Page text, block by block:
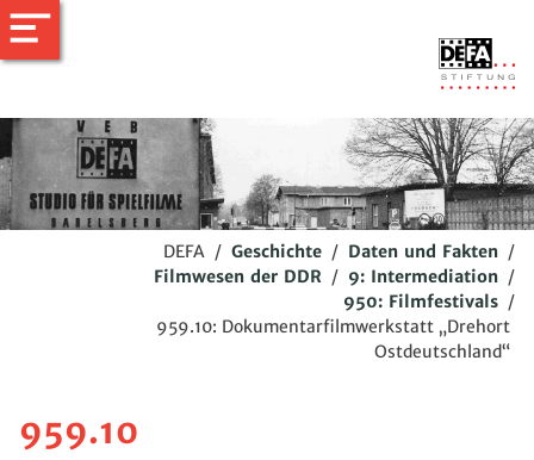
DEFA / Geschichte / Daten und Fakten /
Filmwesen der DDR / 9: Intermediation /
950: Filmfestivals /
959.10: Dokumentarfilmwerkstatt „Drehort
Ostdeutschland“
959.10